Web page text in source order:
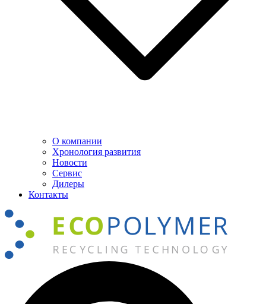
О компании
Хронология развития
Новости
Сервис
Дилеры
Контакты